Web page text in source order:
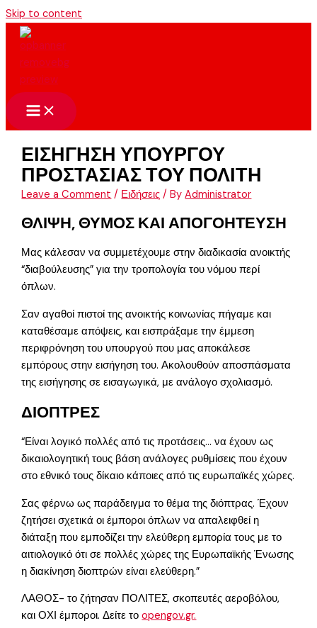
Skip to content
ΕΙΣΗΓΗΣΗ ΥΠΟΥΡΓΟΥ
ΠΡΟΣΤΑΣΙΑΣ ΤΟΥ ΠΟΛΙΤΗ
Leave a Comment / Ειδήσεις / ByAdministrator
ΘΛΙΨΗ, ΘΥΜΟΣ ΚΑΙ ΑΠΟΓΟΗΤΕΥΣΗ
Μας κάλεσαν να συμμετέχουμε στην διαδικασία ανοικτής
“διαβούλευσης” για την τροπολογία του νόμου περί
όπλων.
Σαν αγαθοί πιστοί της ανοικτής κοινωνίας πήγαμε και
καταθέσαμε απόψεις, και εισπράξαμε την έμμεση
περιφρόνηση του υπουργού που μας αποκάλεσε
εμπόρους στην εισήγηση του. Ακολουθούν αποσπάσματα
της εισήγησης σε εισαγωγικά, με ανάλογο σχολιασμό.
ΔΙΟΠΤΡΕΣ
“Είναι λογικό πολλές από τις προτάσεις… να έχουν ως
δικαιολογητική τους βάση ανάλογες ρυθμίσεις που έχουν
στο εθνικό τους δίκαιο κάποιες από τις ευρωπαϊκές χώρες.
Σας φέρνω ως παράδειγμα το θέμα της διόπτρας. Έχουν
ζητήσει σχετικά οι έμποροι όπλων να απαλειφθεί η
διάταξη που εμποδίζει την ελεύθερη εμπορία τους με το
αιτιολογικό ότι σε πολλές χώρες της Ευρωπαϊκής Ένωσης
η διακίνηση διοπτρών είναι ελεύθερη.”
ΛΑΘΟΣ- το ζήτησαν ΠΟΛΙΤΕΣ, σκοπευτές αεροβόλου,
και ΟΧΙ έμποροι. Δείτε τοopengov.gr.